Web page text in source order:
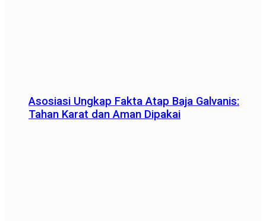
Asosiasi Ungkap Fakta Atap Baja Galvanis:
Tahan Karat dan Aman Dipakai